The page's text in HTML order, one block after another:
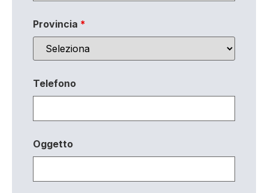
Provincia *
Telefono
Oggetto